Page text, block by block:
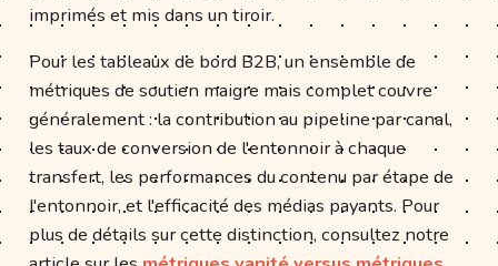
imprimés et mis dans un tiroir.
Pour les tableaux de bord B2B, un ensemble de
métriques de soutien maigre mais complet couvre
généralement : la contribution au pipeline par canal,
les taux de conversion de l'entonnoir à chaque
transfert, les performances du contenu par étape de
l'entonnoir, et l'efficacité des médias payants. Pour
plus de détails sur cette distinction, consultez notre